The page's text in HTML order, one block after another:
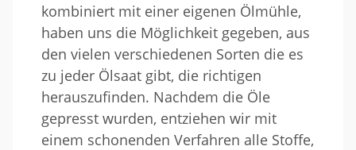
kombiniert mit einer eigenen Ölmühle,
haben uns die Möglichkeit gegeben, aus
den vielen verschiedenen Sorten die es
zu jeder Ölsaat gibt, die richtigen
herauszufinden. Nachdem die Öle
gepresst wurden, entziehen wir mit
einem schonenden Verfahren alle Stoffe,